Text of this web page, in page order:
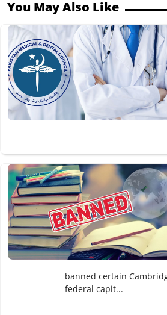
You May Also Like
banned certain
federal capit...